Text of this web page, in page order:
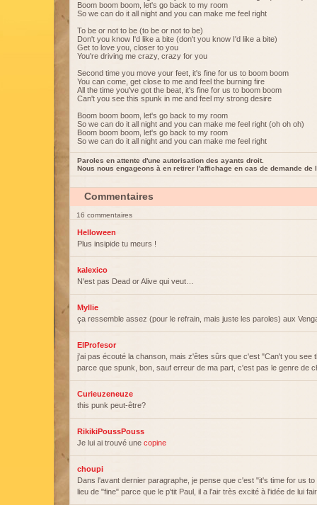
Boom boom boom, let's go back to my room
So we can do it all night and you can make me feel right
To be or not to be (to be or not to be)
Don't you know I'd like a bite (don't you know I'd like a bite)
Get to love you, closer to you
You're driving me crazy, crazy for you
Second time you move your feet, it's fine for us to boom boom
You can come, get close to me and feel the burning fire
All the time you've got the beat, it's fine for us to boom boom
Can't you see this spunk in me and feel my strong desire
Boom boom boom, let's go back to my room
So we can do it all night and you can make me feel right (oh oh oh)
Boom boom boom, let's go back to my room
So we can do it all night and you can make me feel right
Paroles en attente d'une autorisation des ayants droit.
Nous nous engageons à en retirer l'affichage en cas de demande de
Commentaires
16 commentaires
Helloween
Plus insipide tu meurs !
kalexico
N'est pas Dead or Alive qui veut…
Myllie
ça ressemble assez (pour le refrain, mais juste les paroles) aux
ElProfesor
j'ai pas écouté la chanson, mais z'êtes sûrs que c'est "Can't you see
parce que spunk, bon, sauf erreur de ma part, c'est pas le genre de
Curieuzeneuze
this punk peut-être?
RikikiPoussPouss
Je lui ai trouvé une copine
choupi
Dans l'avant dernier paragraphe, je pense que c'est "it's time for us to
lieu de "fine" parce que le p'tit Paul, il a l'air très excité à l'idée de lui